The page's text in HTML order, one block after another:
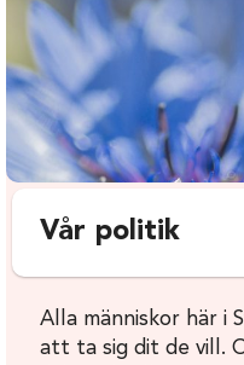
Vår politik
Alla människor här i
att ta sig dit de vill.